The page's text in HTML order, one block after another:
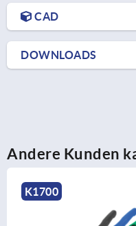
CAD
DOWNLOADS
Andere Kunden
K1700